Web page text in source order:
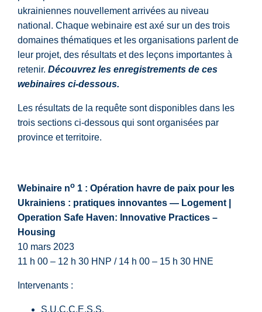
ukrainiennes nouvellement arrivées au niveau
national. Chaque webinaire est axé sur un des trois
domaines thématiques et les organisations parlent de
leur projet, des résultats et des leçons importantes à
retenir. Découvrez les enregistrements de ces
webinaires ci-dessous.
Les résultats de la requête sont disponibles dans les
trois sections ci-dessous qui sont organisées par
province et territoire.
Webinaire no 1 : Opération havre de paix pour les
Ukrainiens : pratiques innovantes — Logement |
Operation Safe Haven: Innovative Practices –
Housing
10 mars 2023
11 h 00 – 12 h 30 HNP / 14 h 00 – 15 h 30 HNE
Intervenants :
S.U.C.C.E.S.S.